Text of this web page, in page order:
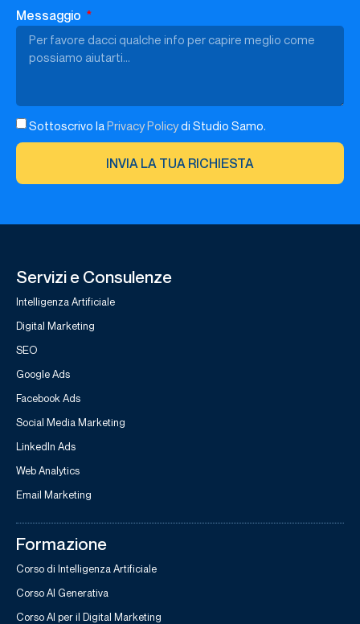
Messaggio
Sottoscrivo laPrivacy Policydi Studio Samo.
INVIA LA TUA RICHIESTA
Servizi e Consulenze
Intelligenza Artificiale
Digital Marketing
SEO
Google Ads
Facebook Ads
Social Media Marketing
LinkedIn Ads
Web Analytics
Email Marketing
Formazione
Corso di Intelligenza Artificiale
Corso AI Generativa
Corso AI per il Digital Marketing